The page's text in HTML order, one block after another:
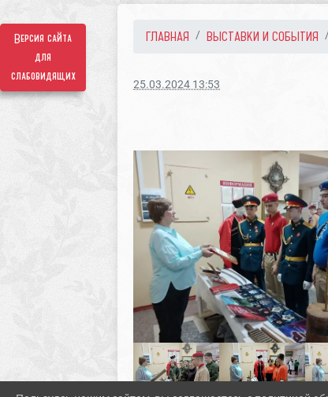
Версия сайта
для
слабовидящих
ГЛАВНАЯ ВЫСТАВКИ И СОБЫТИЯ
25.03.2024 13:53